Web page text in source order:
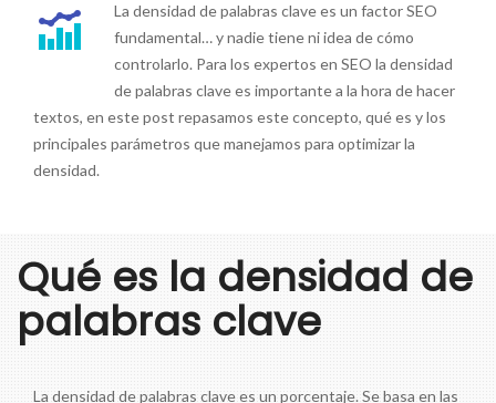
La densidad de palabras clave es un factor SEO
fundamental… y nadie tiene ni idea de cómo
controlarlo. Para los expertos en SEO la densidad
de palabras clave es importante a la hora de hacer
textos, en este post repasamos este concepto, qué es y los
principales parámetros que manejamos para optimizar la
densidad.
Qué es la densidad de
palabras clave
La densidad de palabras clave es un porcentaje. Se basa en las